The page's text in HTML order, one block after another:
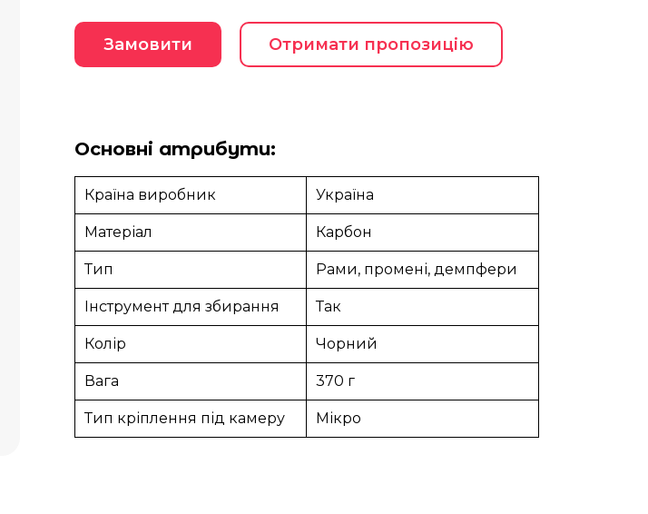
Замовити Отримати пропозицію
Основні атрибути:
Країна виробник Україна
Матеріал Карбон
Тип Рами, промені, демпфери
Інструмент для збирання Так
Колір Чорний
Вага 370 г
Тип кріплення під камеру Мікро